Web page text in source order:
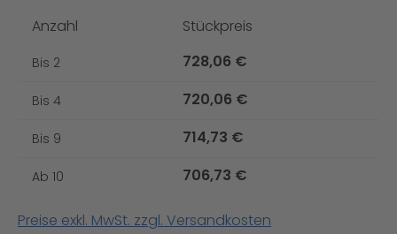
Anzahl Stückpreis
Bis 2 728,06 €
Bis 4 720,06 €
Bis 9 714,73 €
Ab 10 706,73 €
Preise exkl. MwSt. zzgl. Versandkosten